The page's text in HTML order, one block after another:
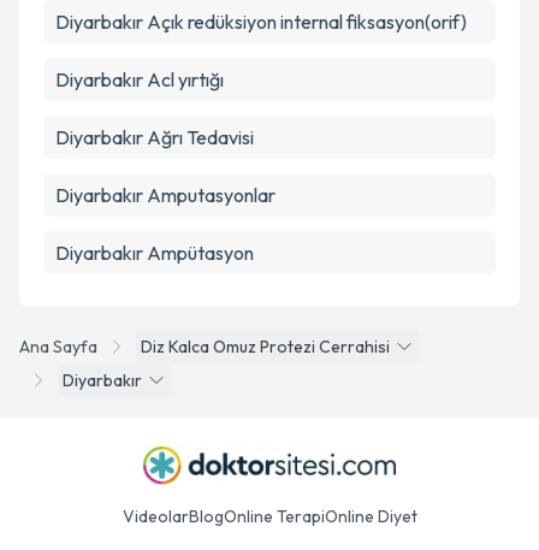
Ana Sayfa
Diz Kalca Omuz Protezi Cerrahisi
Diyarbakır
Diyarbakır Açık redüksiyon internal fiksasyon(orif)
Diyarbakır Acl yırtığı
Diyarbakır Ağrı Tedavisi
Diyarbakır Amputasyonlar
Diyarbakır Ampütasyon
VideolarBlogOnline TerapiOnline Diyet